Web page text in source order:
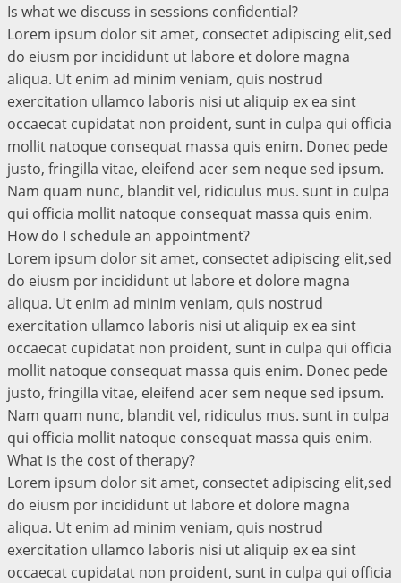
Is what we discuss in sessions confidential?
Lorem ipsum dolor sit amet, consectet adipiscing elit,sed
do eiusm por incididunt ut labore et dolore magna
aliqua. Ut enim ad minim veniam, quis nostrud
exercitation ullamco laboris nisi ut aliquip ex ea sint
occaecat cupidatat non proident, sunt in culpa qui officia
mollit natoque consequat massa quis enim. Donec pede
justo, fringilla vitae, eleifend acer sem neque sed ipsum.
Nam quam nunc, blandit vel, ridiculus mus. sunt in culpa
qui officia mollit natoque consequat massa quis enim.
How do I schedule an appointment?
Lorem ipsum dolor sit amet, consectet adipiscing elit,sed
do eiusm por incididunt ut labore et dolore magna
aliqua. Ut enim ad minim veniam, quis nostrud
exercitation ullamco laboris nisi ut aliquip ex ea sint
occaecat cupidatat non proident, sunt in culpa qui officia
mollit natoque consequat massa quis enim. Donec pede
justo, fringilla vitae, eleifend acer sem neque sed ipsum.
Nam quam nunc, blandit vel, ridiculus mus. sunt in culpa
qui officia mollit natoque consequat massa quis enim.
What is the cost of therapy?
Lorem ipsum dolor sit amet, consectet adipiscing elit,sed
do eiusm por incididunt ut labore et dolore magna
aliqua. Ut enim ad minim veniam, quis nostrud
exercitation ullamco laboris nisi ut aliquip ex ea sint
occaecat cupidatat non proident, sunt in culpa qui officia